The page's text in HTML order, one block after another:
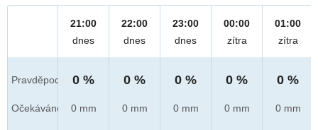
Pravděpod.
Očekáváno
21:00
dnes
0 %
0 mm
22:00
dnes
0 %
0 mm
23:00
dnes
0 %
0 mm
00:00
zítra
0 %
0 mm
01:00
zítra
0 %
0 mm